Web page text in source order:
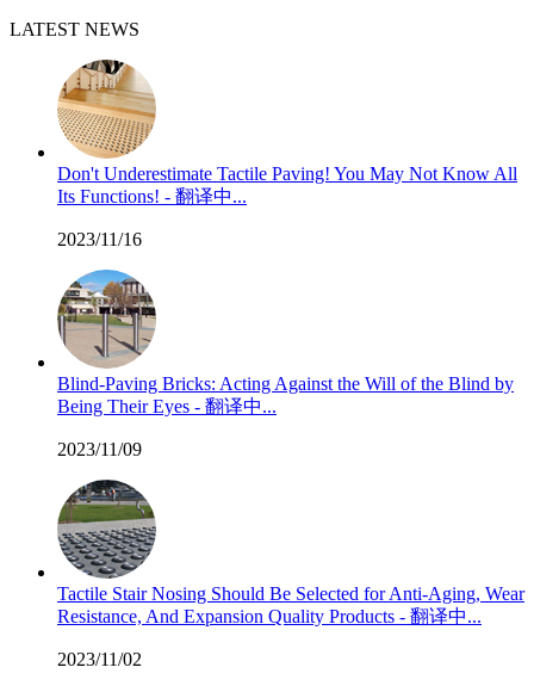
LATEST NEWS
Don't Underestimate Tactile Paving! You May Not Know All
Its Functions! - 翻译中...
2023/11/16
Blind-Paving Bricks: Acting Against the Will of the Blind by
Being Their Eyes - 翻译中...
2023/11/09
Tactile Stair Nosing Should Be Selected for Anti-Aging, Wear
Resistance, And Expansion Quality Products - 翻译中...
2023/11/02